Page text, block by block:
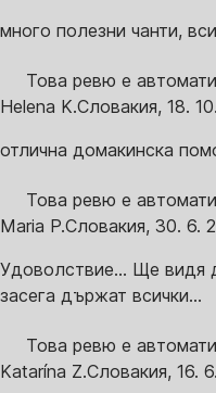
много полезни чанти,
Това ревю е
Helena K.Словакия, 18.
отлична домакинска
Това ревю е
Maria P.Словакия, 30. 6.
Удоволствие... Ще видя
засега държат всички...
Това ревю е
Katarína Z.Словакия, 16.